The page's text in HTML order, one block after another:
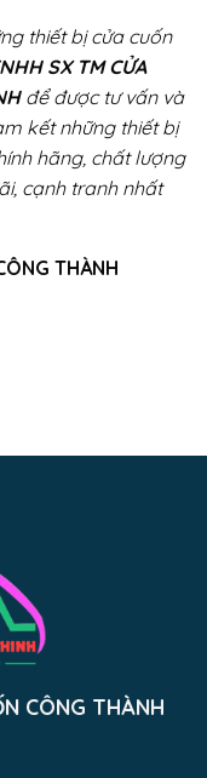
thiết bị cửa cuốn
SX TM CỬA
để được tư vấn và
kết những thiết bị
hãng, chất lượng
cạnh tranh nhất
THÀNH
CÔNG THÀNH